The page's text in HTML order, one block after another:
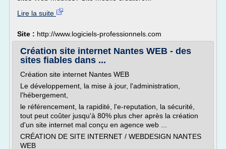
Lire la suite
Site : http://www.logiciels-professionnels.com
Création site internet Nantes WEB - des
sites fiables dans ...
Création site internet Nantes WEB
Le développement, la mise à jour, l'administration,
l'hébergement,
le référencement, la rapidité, l'e-reputation, la sécurité,
tout peut coûter jusqu'à 80% plus cher après la création
d'un site internet mal conçu en agence web ...
CRÉATION DE SITE INTERNET / WEBDESIGN NANTES
WEB